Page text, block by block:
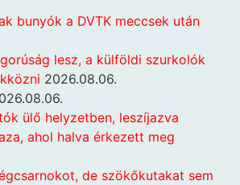
bunyók a DVTK meccsek után
lesz, a külföldi szurkolók
2026.08.06.
ülő helyzetben, leszíjazva
ahol halva érkezett meg
de szökőkutakat sem